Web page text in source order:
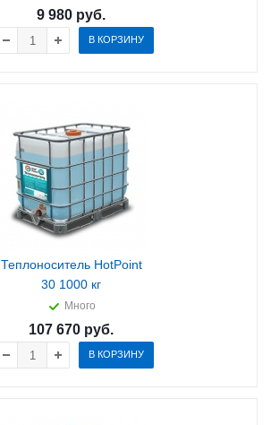
9 980 руб.
В КОРЗИНУ
Теплоноситель HotPoint
30 1000 кг
Много
107 670 руб.
В КОРЗИНУ